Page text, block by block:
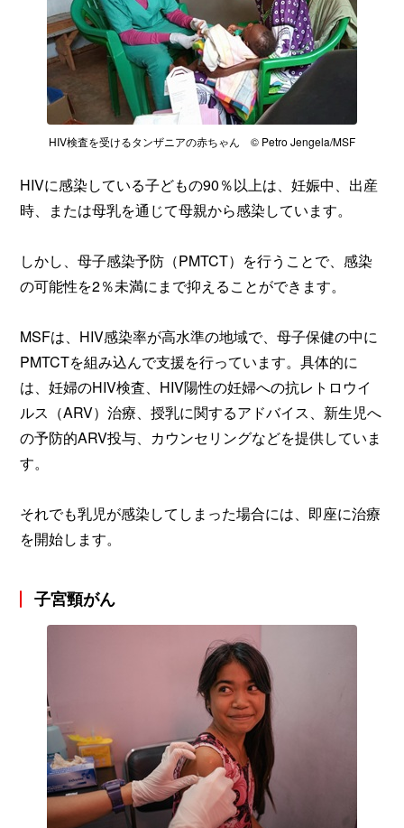
HIV検査を受けるタンザニアの赤ちゃん © Petro Jengela/MSF
HIVに感染している子どもの90％以上は、妊娠中、出産
時、または母乳を通じて母親から感染しています。
しかし、母子感染予防（PMTCT）を行うことで、感染
の可能性を2％未満にまで抑えることができます。
MSFは、HIV感染率が高水準の地域で、母子保健の中に
PMTCTを組み込んで支援を行っています。具体的に
は、妊婦のHIV検査、HIV陽性の妊婦への抗レトロウイ
ルス（ARV）治療、授乳に関するアドバイス、新生児へ
の予防的ARV投与、カウンセリングなどを提供していま
す。
それでも乳児が感染してしまった場合には、即座に治療
を開始します。
子宮頸がん